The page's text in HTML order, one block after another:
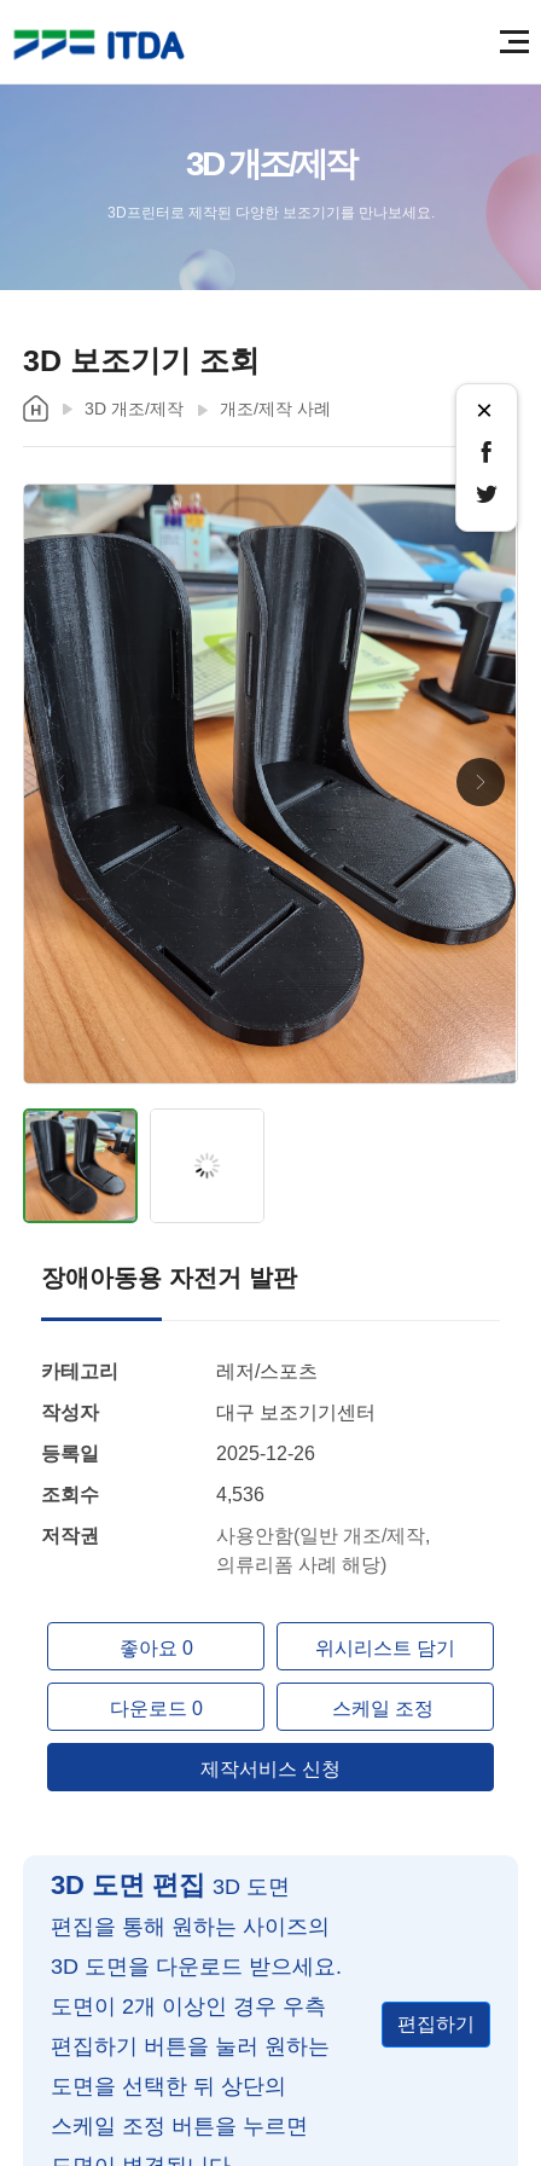
3D 개조/제작
3D프린터로 제작된 다양한 보조기기를 만나보세요.
3D 보조기기 조회
3D 개조/제작 개조/제작 사례 ×
장애아동용 자전거 발판
카테고리
레저/스포츠
작성자
대구 보조기기센터
등록일
2025-12-26
조회수
4,536
저작권
사용안함(일반 개조/제작,
의류리폼 사례 해당)
좋아요 0 위시리스트 담기
다운로드 0 스케일 조정
제작서비스 신청
3D 도면 편집 3D 도면
편집을 통해 원하는 사이즈의
3D 도면을 다운로드 받으세요.
도면이 2개 이상인 경우 우측
편집하기 버튼을 눌러 원하는
도면을 선택한 뒤 상단의
스케일 조정 버튼을 누르면
편집하기